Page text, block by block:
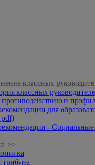
классных
классных
противодействию и
для
pdf)
-
>>
трибуна